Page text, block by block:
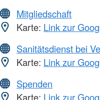
Mitgliedschaft
Karte: Link zur
Sanitätsdienst bei
Karte: Link zur
Spenden
Karte: Link zur